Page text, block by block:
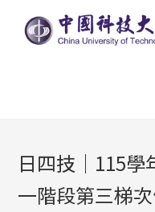
日四技｜115
一階段第三梯